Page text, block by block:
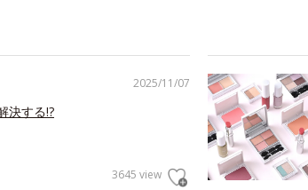
2025/11/07
決する!?
3645 view